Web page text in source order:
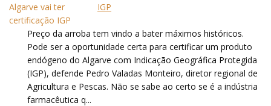
IGP
Preço da arroba tem vindo a bater máximos históricos.
Pode ser a oportunidade certa para certificar um produto
endógeno do Algarve com Indicação Geográfica Protegida
(IGP), defende Pedro Valadas Monteiro, diretor regional de
Agricultura e Pescas. Não se sabe ao certo se é a indústria
farmacêutica q...